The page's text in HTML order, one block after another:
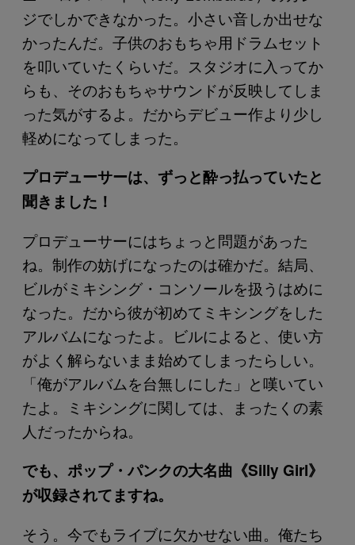
ジでしかできなかった。小さい音しか出せな
かったんだ。子供のおもちゃ用ドラムセット
を叩いていたくらいだ。スタジオに入ってか
らも、そのおもちゃサウンドが反映してしま
った気がするよ。だからデビュー作より少し
軽めになってしまった。
プロデューサーは、ずっと酔っ払っていたと
聞きました！
プロデューサーにはちょっと問題があった
ね。制作の妨げになったのは確かだ。結局、
ビルがミキシング・コンソールを扱うはめに
なった。だから彼が初めてミキシングをした
アルバムになったよ。ビルによると、使い方
がよく解らないまま始めてしまったらしい。
「俺がアルバムを台無しにした」と嘆いてい
たよ。ミキシングに関しては、まったくの素
人だったからね。
でも、ポップ・パンクの大名曲《Silly Girl》
が収録されてますね。
そう。今でもライブに欠かせない曲。俺たち